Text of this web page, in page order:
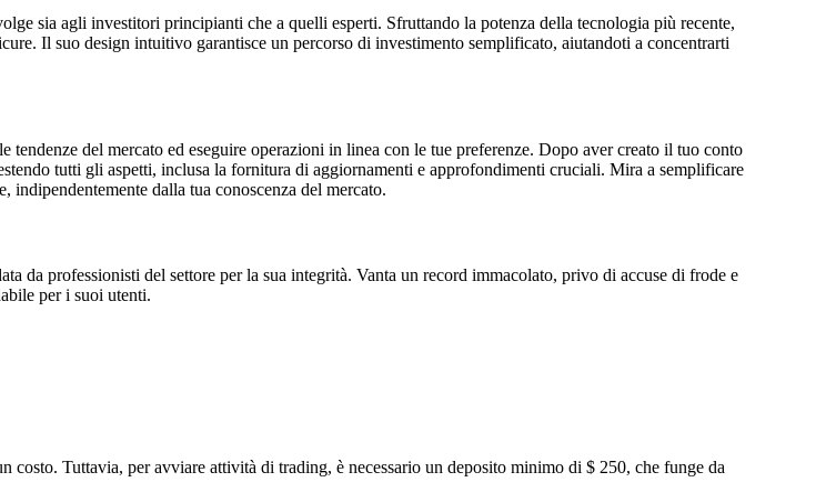
sia agli investitori principianti che a quelli esperti. Sfruttando la potenza della tecnologia più recente,
Il suo design intuitivo garantisce un percorso di investimento semplificato, aiutandoti a concentrarti
del mercato ed eseguire operazioni in linea con le tue preferenze. Dopo aver creato il tuo conto
tutti gli aspetti, inclusa la fornitura di aggiornamenti e approfondimenti cruciali. Mira a semplificare
dalla tua conoscenza del mercato.
da professionisti del settore per la sua integrità. Vanta un record immacolato, privo di accuse di frode e
per i suoi utenti.
Tuttavia, per avviare attività di trading, è necessario un deposito minimo di $ 250, che funge da